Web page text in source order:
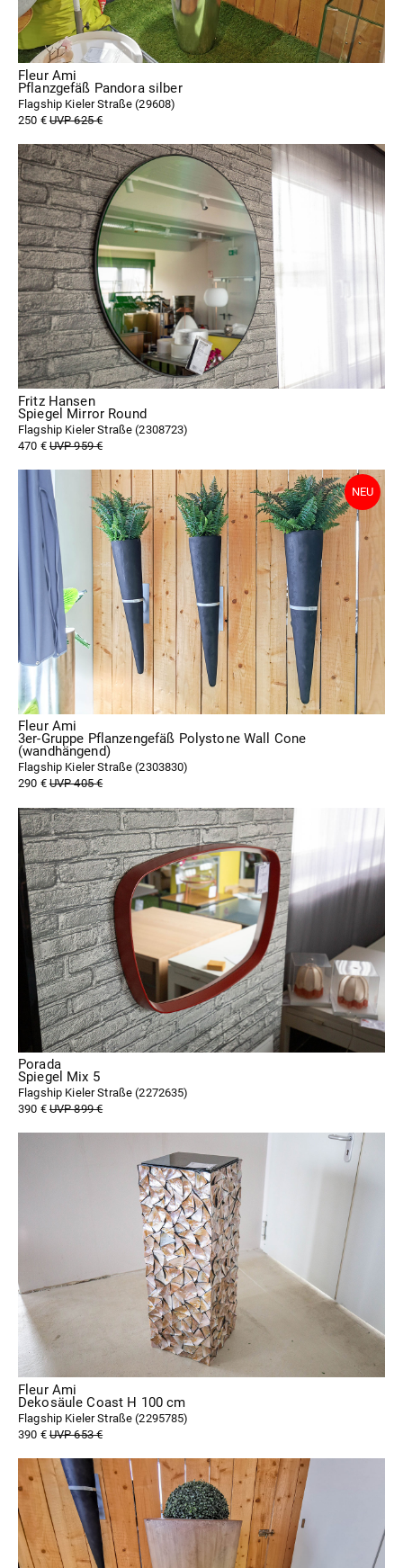
Fleur Ami
Pflanzgefäß Pandora silber
Flagship Kieler Straße (29608)
250 €UVP 625 €
Fritz Hansen
Spiegel Mirror Round
Flagship Kieler Straße (2308723)
470 €UVP 959 €
Fleur Ami
3er-Gruppe Pflanzengefäß Polystone Wall Cone
(wandhängend)
Flagship Kieler Straße (2303830)
290 €UVP 405 €
Porada
Spiegel Mix 5
Flagship Kieler Straße (2272635)
390 €UVP 899 €
Fleur Ami
Dekosäule Coast H 100 cm
Flagship Kieler Straße (2295785)
390 €UVP 653 €